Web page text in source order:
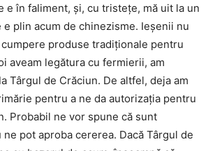
e în faliment, și, cu tristețe, mă uit la un
e plin acum de chinezisme. Ieșenii nu
produse tradiționale pentru
aveam legătura cu fermierii, am
Târgul de Crăciun. De altfel, deja am
pentru a ne da autorizația pentru
Probabil ne vor spune că sunt
pot aproba cererea. Dacă Târgul de